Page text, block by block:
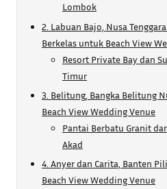
Lombok
2. Labuan Bajo, Nusa
Berkelas untuk Beach View
Resort Private Bay dan
Timur
3. Belitung, Bangka Belitung
Beach View Wedding Venue
Pantai Berbatu Granit
Akad
4. Anyer dan Carita, Banten
Beach View Wedding Venue